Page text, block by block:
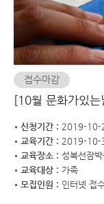
접수마감
[10월 문화가있
신청기간 : 2019-10-
교육기간 : 2019-
교육장소 : 성북선잠
교육대상 : 가족
모집인원 : 인터넷 접